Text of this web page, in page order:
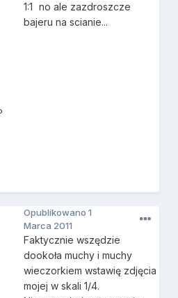
1:1 no ale zazdroszcze
bajeru na scianie...
Opublikowano1
Marca 2011
Faktycznie wszędzie
dookoła muchy i muchy
wieczorkiem wstawię zdjęcia
mojej w skali 1/4.